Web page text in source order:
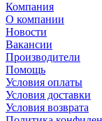
Компания
О компании
Новости
Вакансии
Производители
Помощь
Условия оплаты
Условия доставки
Условия возврата